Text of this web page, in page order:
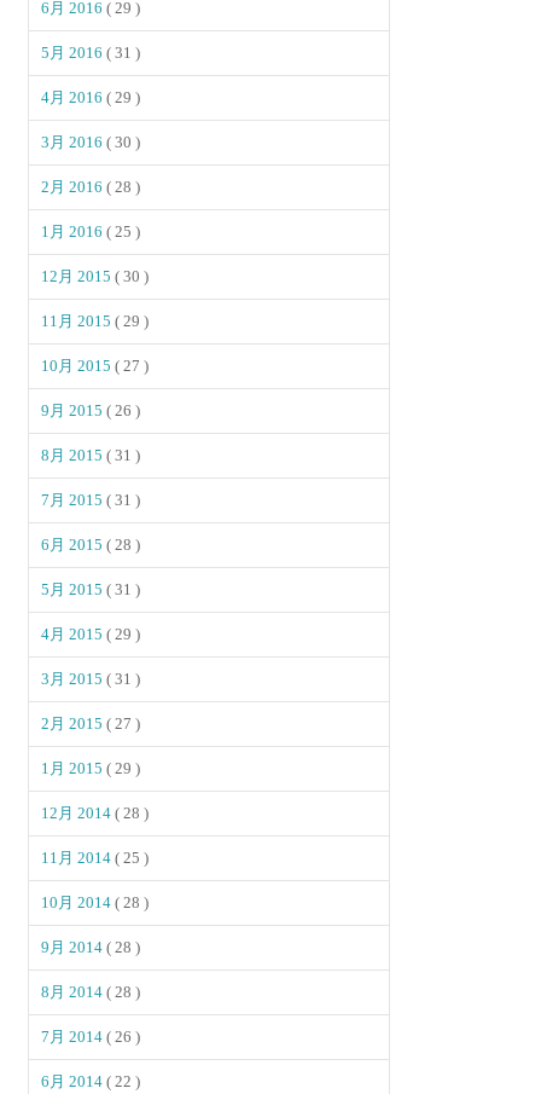
6月 2016( 29 )
5月 2016( 31 )
4月 2016( 29 )
3月 2016( 30 )
2月 2016( 28 )
1月 2016( 25 )
12月 2015( 30 )
11月 2015( 29 )
10月 2015( 27 )
9月 2015( 26 )
8月 2015( 31 )
7月 2015( 31 )
6月 2015( 28 )
5月 2015( 31 )
4月 2015( 29 )
3月 2015( 31 )
2月 2015( 27 )
1月 2015( 29 )
12月 2014( 28 )
11月 2014( 25 )
10月 2014( 28 )
9月 2014( 28 )
8月 2014( 28 )
7月 2014( 26 )
6月 2014( 22 )